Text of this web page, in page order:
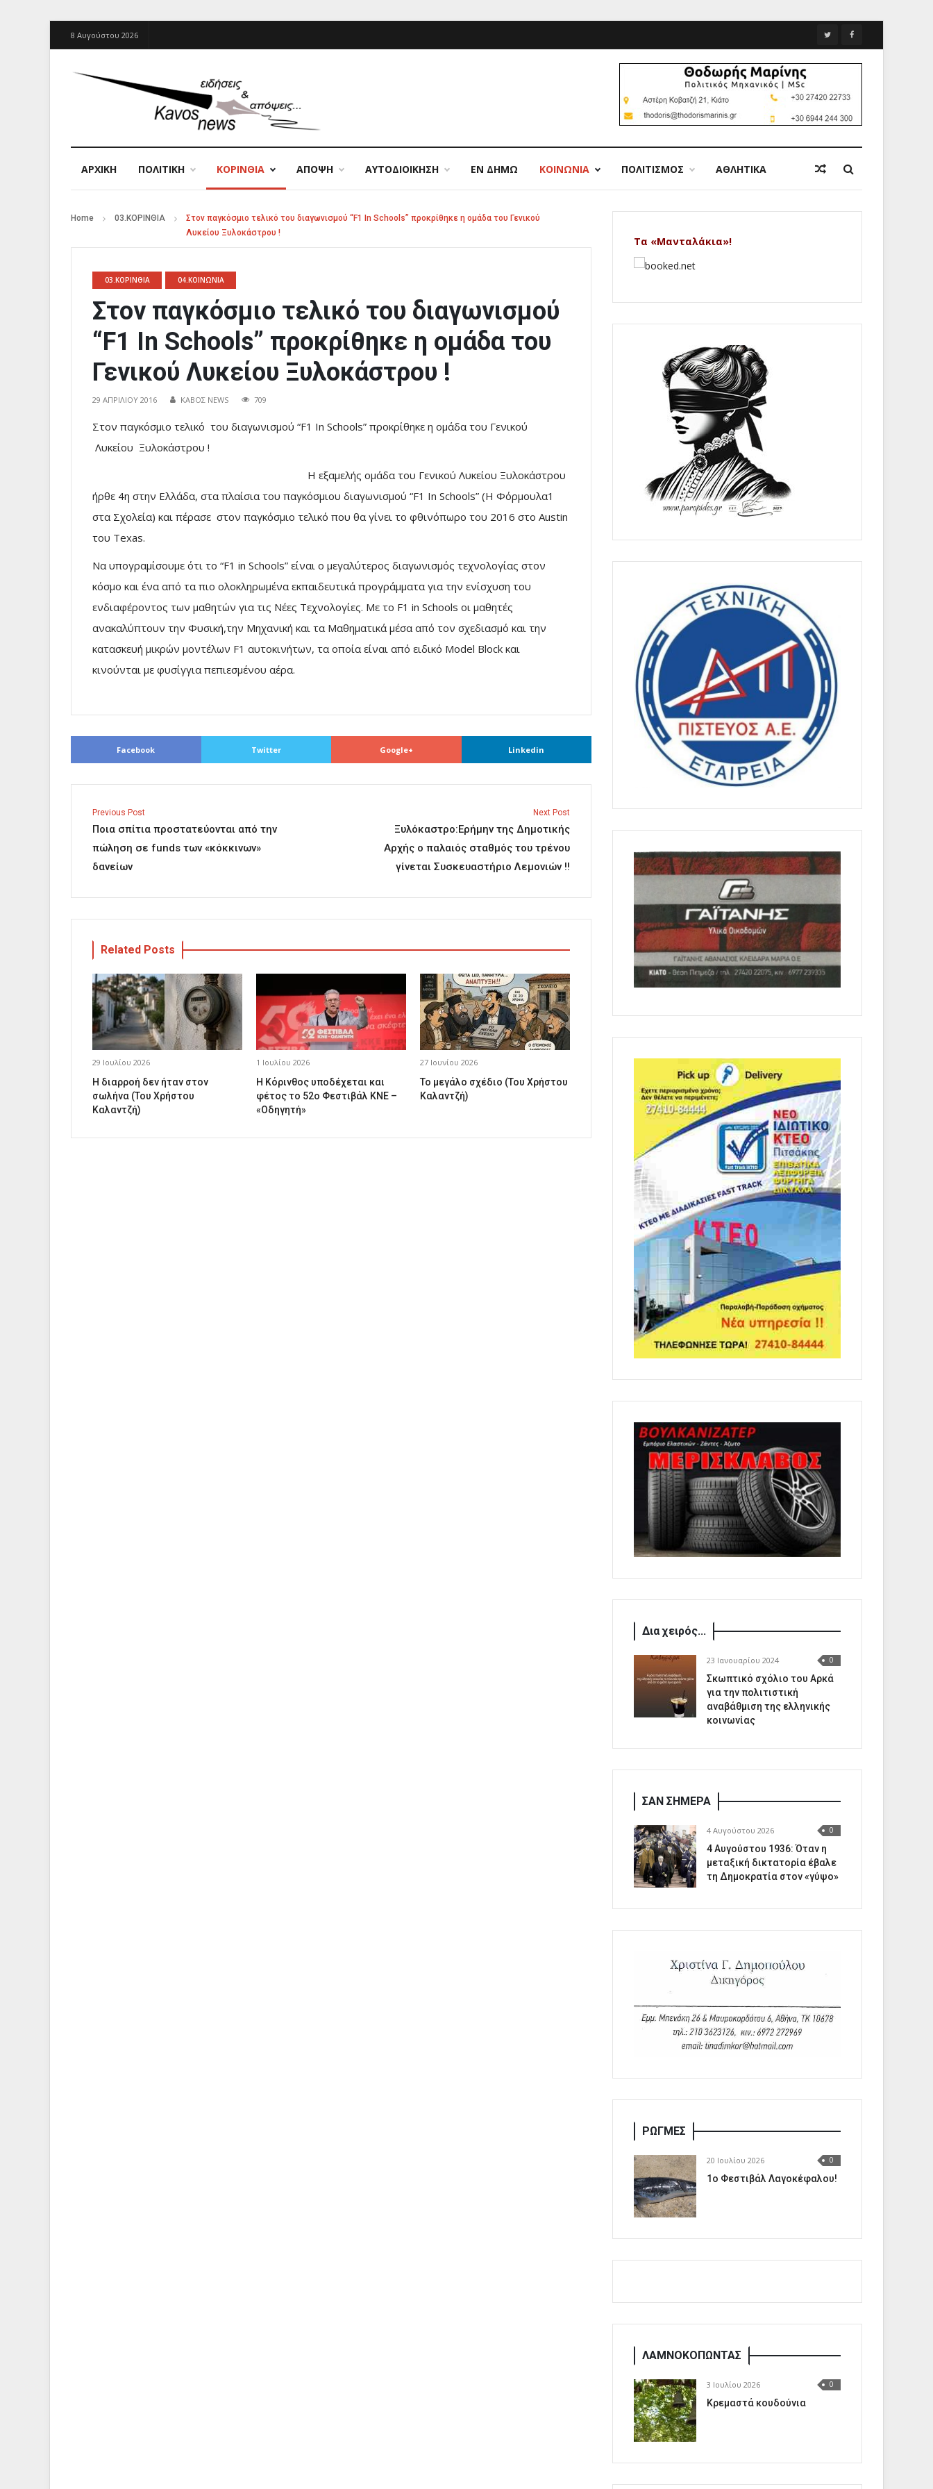
8 Αυγούστου 2026
ΑΡΧΙΚΉ ΠΟΛΙΤΙΚΗ ΚΟΡΙΝΘΙΑ ΑΠΟΨΗ ΑΥΤΟΔΙΟΙΚΗΣΗ ΕΝ ΔΗΜΩ ΚΟΙΝΩΝΙΑ ΠΟΛΙΤΙΣΜΟΣ ΑΘΛΗΤΙΚΑ
Home 03.ΚΟΡΙΝΘΙΑ
Στον παγκόσμιο τελικό του διαγωνισμού “F1 In Schools” προκρίθηκε η ομάδα του Γενικού
Λυκείου Ξυλοκάστρου !
03.ΚΟΡΙΝΘΙΑ 04.ΚΟΙΝΩΝΙΑ
Στον παγκόσμιο τελικό του διαγωνισμού
“F1 In Schools” προκρίθηκε η ομάδα του
Γενικού Λυκείου Ξυλοκάστρου !
29 ΑΠΡΙΛΊΟΥ 2016 ΚΑΒΟΣ NEWS 709
Στον παγκόσμιο τελικό του διαγωνισμού “F1 In Schools” προκρίθηκε η ομάδα του Γενικού
Λυκείου Ξυλοκάστρου !
Η εξαμελής ομάδα του Γενικού Λυκείου Ξυλοκάστρου
ήρθε 4η στην Ελλάδα, στα πλαίσια του παγκόσμιου διαγωνισμού “F1 In Schools” (Η Φόρμουλα1
στα Σχολεία) και πέρασε στον παγκόσμιο τελικό που θα γίνει το φθινόπωρο του 2016 στο Austin
του Texas.
Να υπογραμίσουμε ότι το “F1 in Schools” είναι ο μεγαλύτερος διαγωνισμός τεχνολογίας στον
κόσμο και ένα από τα πιο ολοκληρωμένα εκπαιδευτικά προγράμματα για την ενίσχυση του
ενδιαφέροντος των μαθητών για τις Νέες Τεχνολογίες. Με το F1 in Schools οι μαθητές
ανακαλύπτουν την Φυσική,την Μηχανική και τα Μαθηματικά μέσα από τον σχεδιασμό και την
κατασκευή μικρών μοντέλων F1 αυτοκινήτων, τα οποία είναι από ειδικό Model Block και
κινούνται με φυσίγγια πεπιεσμένου αέρα.
Facebook Twitter Google+ Linkedin
Previous Post
Ποια σπίτια προστατεύονται από την
πώληση σε funds των «κόκκινων»
δανείων
Next Post
Ξυλόκαστρο:Ερήμην της Δημοτικής
Αρχής ο παλαιός σταθμός του τρένου
γίνεται Συσκευαστήριο Λεμονιών !!
Related Posts
29 Ιουλίου 2026
Η διαρροή δεν ήταν στον
σωλήνα (Του Χρήστου
Καλαντζή)
1 Ιουλίου 2026
Η Κόρινθος υποδέχεται και
φέτος το 52ο Φεστιβάλ ΚΝΕ –
«Οδηγητή»
27 Ιουνίου 2026
Το μεγάλο σχέδιο (Του Χρήστου
Καλαντζή)
Τα «Μανταλάκια»!
Δια χειρός...
23 Ιανουαρίου 2024 0
Σκωπτικό σχόλιο του Αρκά
για την πολιτιστική
αναβάθμιση της ελληνικής
κοινωνίας
ΣΑΝ ΣΗΜΕΡΑ
4 Αυγούστου 2026 0
4 Αυγούστου 1936: Όταν η
μεταξική δικτατορία έβαλε
τη Δημοκρατία στον «γύψο»
ΡΩΓΜΕΣ
20 Ιουλίου 2026 0
1o Φεστιβάλ Λαγοκέφαλου!
ΛΑΜΝΟΚΟΠΩΝΤΑΣ
3 Ιουλίου 2026 0
Κρεμαστά κουδούνια